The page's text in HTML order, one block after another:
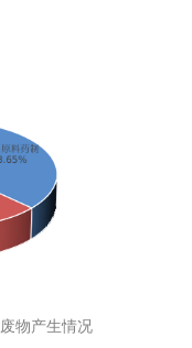
物产生情况